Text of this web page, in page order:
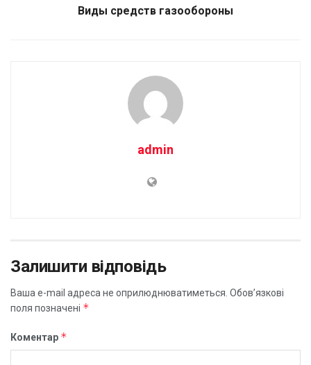
Виды средств газообороны
admin
Залишити відповідь
Ваша e-mail адреса не оприлюднюватиметься. Обов’язкові
поля позначені *
Коментар *